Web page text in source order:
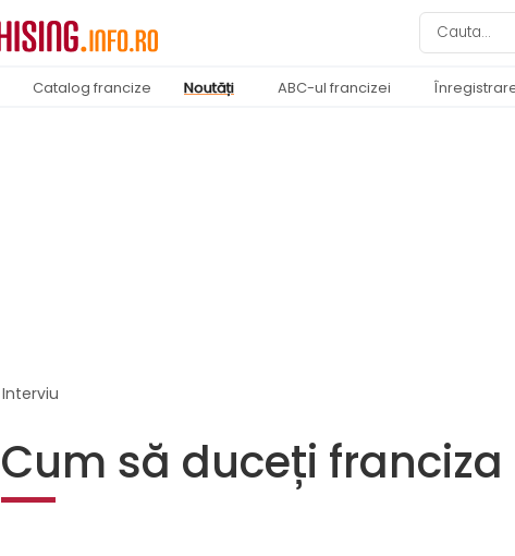
Catalog francize Noutăți ABC-ul francizei
Interviu
Cum să duceți